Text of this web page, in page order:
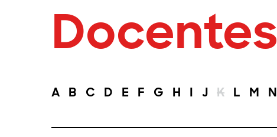
Docentes
A B C D E F G H I J K L M N